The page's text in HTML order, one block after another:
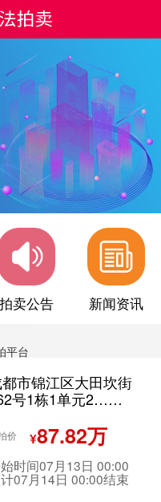
拍卖公告
新闻资讯
平台
平台
都市锦江区大田坎街
号1栋1单元2……
价 ¥87.82万
时间07月13日 00:00
07月14日 00:00结束